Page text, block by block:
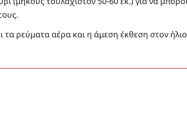
τα ρεύματα αέρα και η άμεση έκθεση στον